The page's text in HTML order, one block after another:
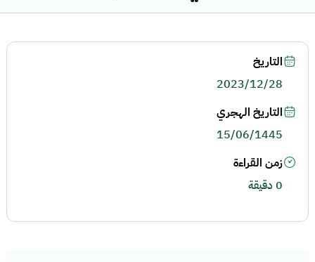
التاريخ
2023/12/28
التاريخ الهجري
15/06/1445
زمن القراءة
0 دقيقة